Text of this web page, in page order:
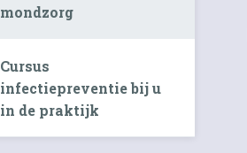
mondzorg
Cursus
infectiepreventie bij u
in de praktijk